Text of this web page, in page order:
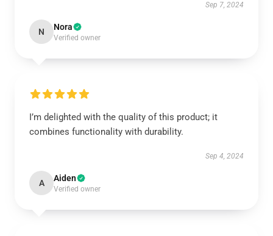
Sep 7, 2024
N Nora
Verified owner
I’m delighted with the quality of this product; it
combines functionality with durability.
Sep 4, 2024
A Aiden
Verified owner